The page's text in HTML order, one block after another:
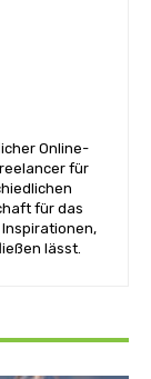
Online-
für
für das
lässt.